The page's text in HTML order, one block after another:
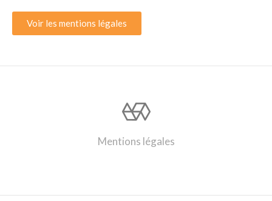
Voir les mentions légales
Mentions légales